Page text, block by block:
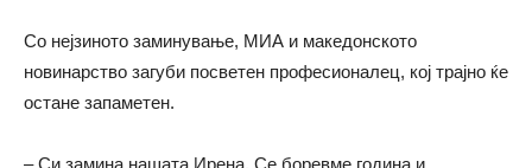
Со нејзиното заминување, МИА и македонското
новинарство загуби посветен професионалец, кој трајно ќе
остане запаметен.
– Си замина нашата Ирена. Се боревме година и